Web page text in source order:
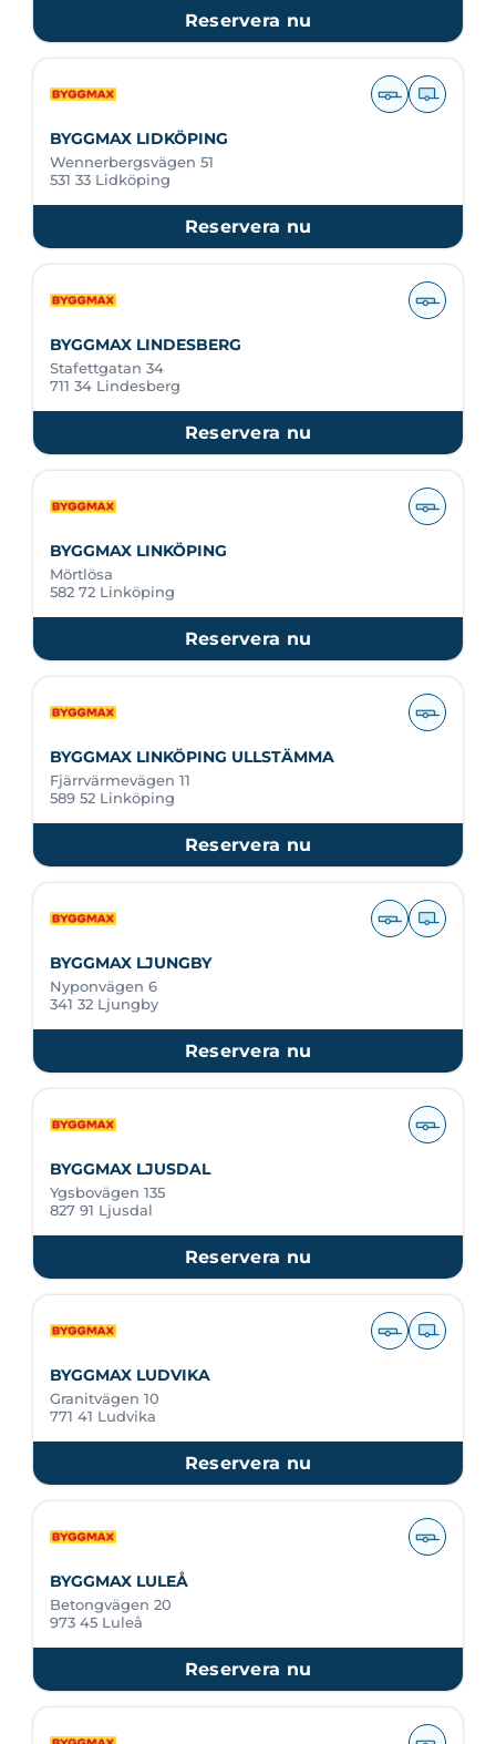
Reservera nu
BYGGMAX LIDKÖPING
Wennerbergsvägen 51
531 33 Lidköping
Reservera nu
BYGGMAX LINDESBERG
Stafettgatan 34
711 34 Lindesberg
Reservera nu
BYGGMAX LINKÖPING
Mörtlösa
582 72 Linköping
Reservera nu
BYGGMAX LINKÖPING ULLSTÄMMA
Fjärrvärmevägen 11
589 52 Linköping
Reservera nu
BYGGMAX LJUNGBY
Nyponvägen 6
341 32 Ljungby
Reservera nu
BYGGMAX LJUSDAL
Ygsbovägen 135
827 91 Ljusdal
Reservera nu
BYGGMAX LUDVIKA
Granitvägen 10
771 41 Ludvika
Reservera nu
BYGGMAX LULEÅ
Betongvägen 20
973 45 Luleå
Reservera nu